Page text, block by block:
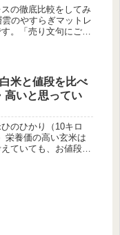
の徹底比較をしてみ
雲のやすらぎマットレ
。「売り文句にごま
できる敷き布団」、
敷き布団の特徴と
米と値段を比べ
高いと思ってい
のひかり（10キロ
栄養価の高い玄米は
ていても、お値段が